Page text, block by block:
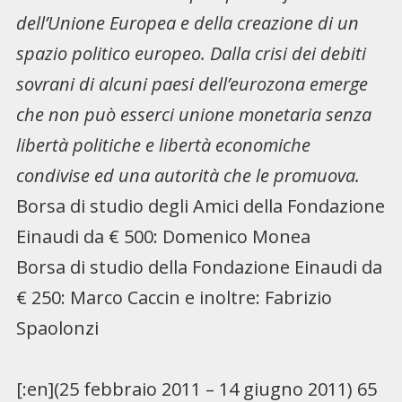
dell’Unione Europea e della creazione di un
spazio politico europeo. Dalla crisi dei debiti
sovrani di alcuni paesi dell’eurozona emerge
che non può esserci unione monetaria senza
libertà politiche e libertà economiche
condivise ed una autorità che le promuova.
Borsa di studio degli Amici della Fondazione
Einaudi da € 500: Domenico Monea
Borsa di studio della Fondazione Einaudi da
€ 250: Marco Caccin e inoltre: Fabrizio
Spaolonzi
[:en](25 febbraio 2011 – 14 giugno 2011) 65